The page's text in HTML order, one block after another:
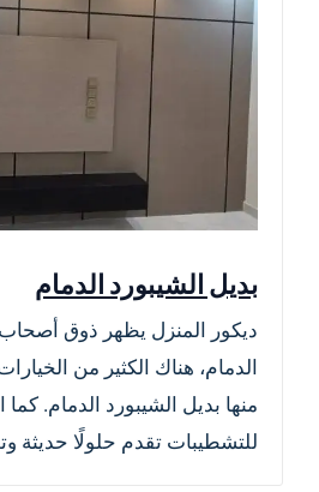
بديل الشيبورد الدمام
ديكور المنزل يظهر ذوق أصحاب
الدمام، هناك الكثير من
منها بديل الشيبورد الدمام. كما
للتشطيبات تقدم حلولًا حديثة